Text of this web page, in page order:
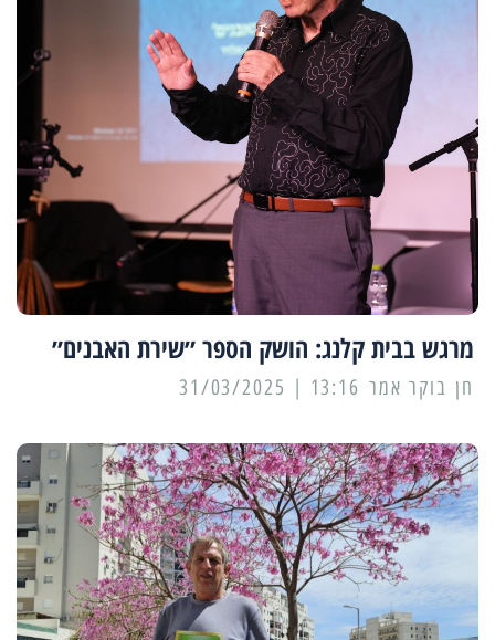
מרגש בבית קלנג: הושק הספר ״שירת האבנים״
13:16 | 31/03/2025